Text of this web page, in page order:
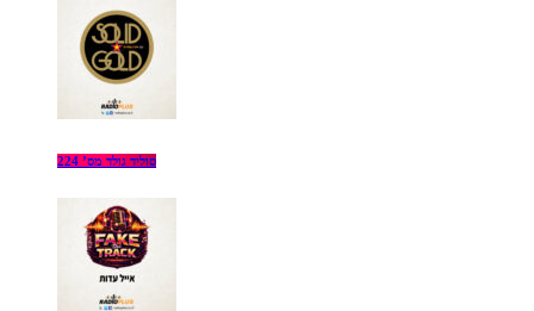
סוליד גולד מס’ 224